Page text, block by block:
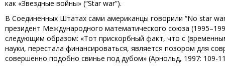
как «Звездные войны» (“Star war”).
В Соединенных Штатах сами американцы говорили “No star
президент Международного математического союза
следующим образом: «Тот прискорбный факт, что с
науки, перестала финансироваться, является позором для
совершенно подобно свинье под дубом» (Арнольд, 1997: 109-